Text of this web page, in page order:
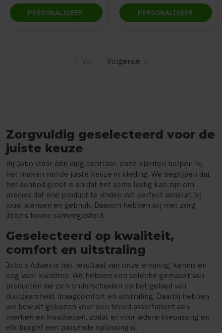
PERSONALISEER PERSONALISEER
Vor. Volgende
Zorgvuldig geselecteerd voor de
juiste keuze
Bij Jobo staat één ding centraal: onze klanten helpen bij
het maken van de juiste keuze in kleding. We begrijpen dat
het aanbod groot is en dat het soms lastig kan zijn om
precies dat ene product te vinden dat perfect aansluit bij
jouw wensen en gebruik. Daarom hebben wij met zorg
Jobo's keuze samengesteld.
Geselecteerd op kwaliteit,
comfort en uitstraling
Jobo's Advies is het resultaat van onze ervaring, kennis en
oog voor kwaliteit. We hebben een selectie gemaakt van
producten die zich onderscheiden op het gebied van
duurzaamheid, draagcomfort en uitstraling. Daarbij hebben
we bewust gekozen voor een breed assortiment aan
merken en kwaliteiten, zodat er voor iedere toepassing en
elk budget een passende oplossing is.